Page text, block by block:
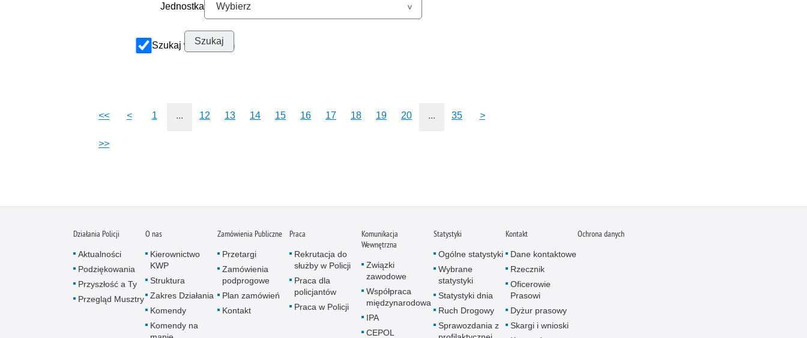
Jednostka
Szukaj w archiwum
<< < 1 ... 12 13 14 15 16 17 18 19 20 ... 35 >
>>
Działania Policji
Aktualności
Podziękowania
Przyszłość a Ty
Przegląd Musztry
O nas
Kierownictwo
KWP
Struktura
Zakres Działania
Komendy
Komendy na
Zamówienia Publiczne
Przetargi
Zamówienia
podprogowe
Plan zamówień
Kontakt
Praca
Rekrutacja do
służby w Policji
Praca dla
policjantów
Praca w Policji
Komunikacja
Wewnętrzna
Związki
zawodowe
Współpraca
międzynarodowa
IPA
CEPOL
Statystyki
Ogólne statystyki
Wybrane
statystyki
Statystyki dnia
Ruch Drogowy
Sprawozdania z
Kontakt
Dane kontaktowe
Rzecznik
Oficerowie
Prasowi
Dyżur prasowy
Skargi i wnioski
Ochrona danych